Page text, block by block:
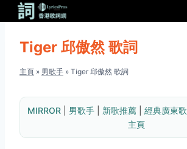
Tiger 邱傲然 歌詞
主頁 » 男歌手 » Tiger 邱傲然 歌詞
MIRROR 男歌手 新歌推薦 經典廣東歌
主頁